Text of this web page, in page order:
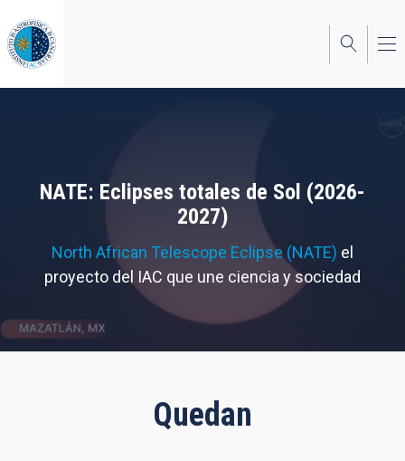
al
contenido
principal
NATE: Eclipses totales de Sol (2026-
2027)
North African Telescope Eclipse (NATE) el
proyecto del IAC que une ciencia y sociedad
Quedan